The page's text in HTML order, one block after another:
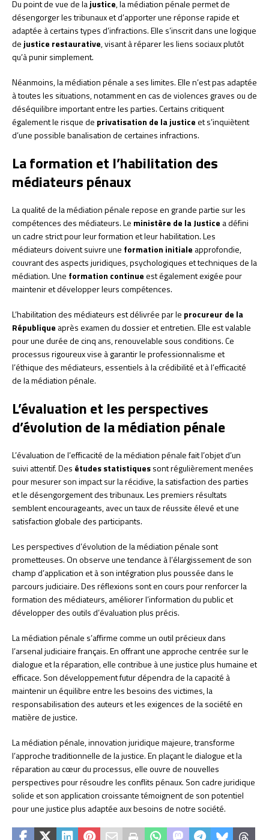
Du point de vue de lajustice, la médiation pénale permet de
désengorger les tribunaux et d’apporter une réponse rapide et
adaptée à certains types d’infractions. Elle s’inscrit dans une logique
dejustice restaurative, visant à réparer les liens sociaux plutôt
qu’à punir simplement.
Néanmoins, la médiation pénale a ses limites. Elle n’est pas adaptée
à toutes les situations, notamment en cas de violences graves ou de
déséquilibre important entre les parties. Certains critiquent
également le risque de privatisation de la justiceet s’inquiètent
d’une possible banalisation de certaines infractions.
La formation et l’habilitation des
médiateurs pénaux
La qualité de la médiation pénale repose en grande partie sur les
compétences des médiateurs. Le ministère de la Justice a défini
un cadre strict pour leur formation et leur habilitation. Les
médiateurs doivent suivre une formation initiale approfondie,
couvrant des aspects juridiques, psychologiques et techniques de la
médiation. Une formation continueest également exigée pour
maintenir et développer leurs compétences.
L’habilitation des médiateurs est délivrée par le procureur de la
République après examen du dossier et entretien. Elle est valable
pour une durée de cinq ans, renouvelable sous conditions. Ce
processus rigoureux vise à garantir le professionnalisme et
l’éthique des médiateurs, essentiels à la crédibilité et à l’efficacité
de la médiation pénale.
L’évaluation et les perspectives
d’évolution de la médiation pénale
L’évaluation de l’efficacité de la médiation pénale fait l’objet d’un
suivi attentif. Des études statistiquessont régulièrement menées
pour mesurer son impact sur la récidive, la satisfaction des parties
et le désengorgement des tribunaux. Les premiers résultats
semblent encourageants, avec un taux de réussite élevé et une
satisfaction globale des participants.
Les perspectives d’évolution de la médiation pénale sont
prometteuses. On observe une tendance à l’élargissement de son
champ d’application et à son intégration plus poussée dans le
parcours judiciaire. Des réflexions sont en cours pour renforcer la
formation des médiateurs, améliorer l’information du public et
développer des outils d’évaluation plus précis.
La médiation pénale s’affirme comme un outil précieux dans
l’arsenal judiciaire français. En offrant une approche centrée sur le
dialogue et la réparation, elle contribue à une justice plus humaine et
efficace. Son développement futur dépendra de la capacité à
maintenir un équilibre entre les besoins des victimes, la
responsabilisation des auteurs et les exigences de la société en
matière de justice.
La médiation pénale, innovation juridique majeure, transforme
l’approche traditionnelle de la justice. En plaçant le dialogue et la
réparation au cœur du processus, elle ouvre de nouvelles
perspectives pour résoudre les conflits pénaux. Son cadre juridique
solide et son application croissante témoignent de son potentiel
pour une justice plus adaptée aux besoins de notre société.